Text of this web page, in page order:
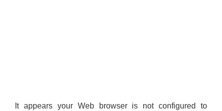
It appears your Web browser is not configured to